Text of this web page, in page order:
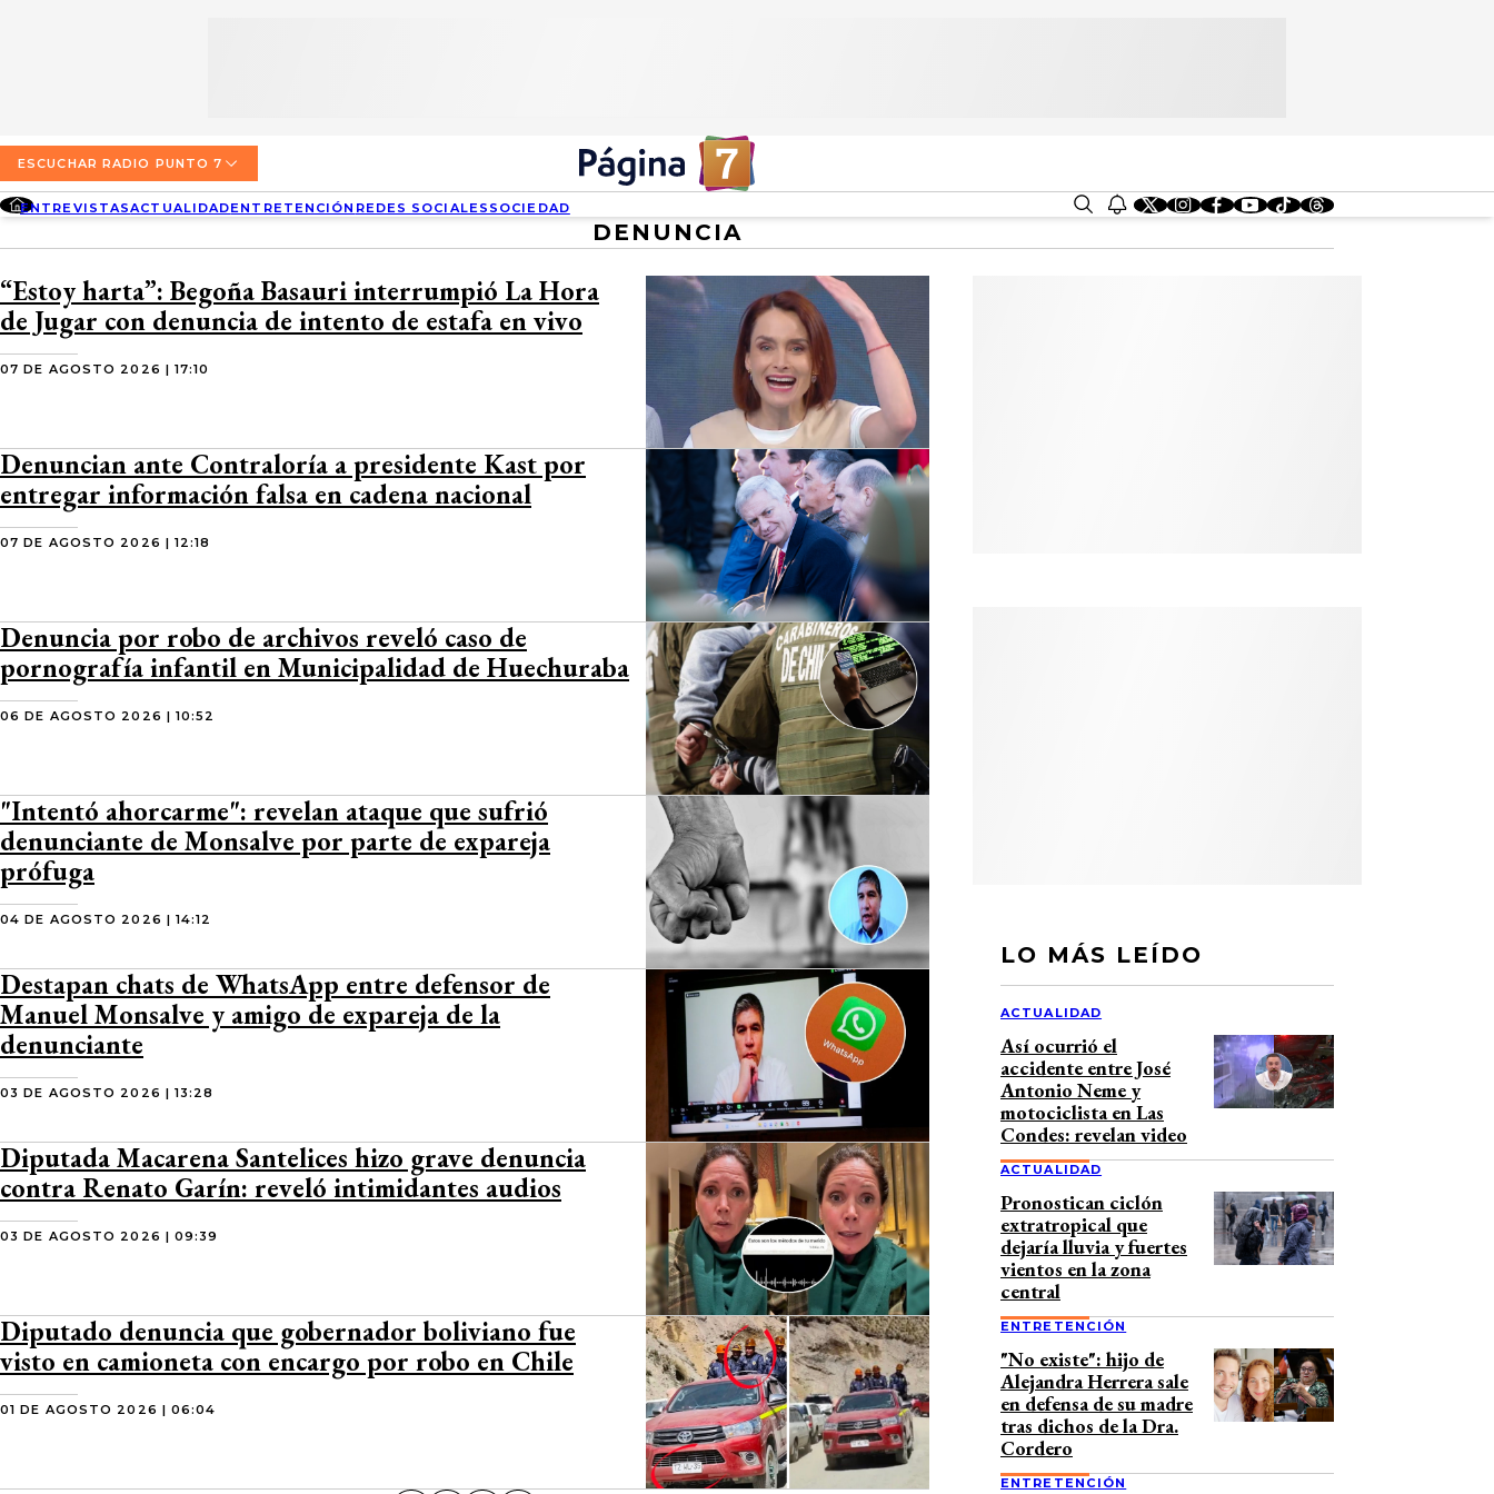
ACTUALIDAD
ENTRETENCIÓN
SOCIEDAD
CONCEPCIÓN
TEMUCO
VALDIVIA
PUERTO MONTT
QUIÉNES SOMOS
DIRECCIONES
CONTACTO COMERCIAL
TARIFAS POLÍTICAS PÁGINA 7
TARIFAS POLÍTICAS RADIO PUNTO 7
POLÍTICA DE PRIVACIDAD
ESCUCHAR RADIO PUNTO 7
ENTREVISTASACTUALIDADENTRETENCIÓN REDES SOCIALES SOCIEDAD
DENUNCIA
“Estoy harta”: Begoña Basauri interrumpió La Hora
de Jugar con denuncia de intento de estafa en vivo
07 DE AGOSTO 2026 | 17:10
Denuncian ante Contraloría a presidente Kast por
entregar información falsa en cadena nacional
07 DE AGOSTO 2026 | 12:18
Denuncia por robo de archivos reveló caso de
pornografía infantil en Municipalidad de Huechuraba
06 DE AGOSTO 2026 | 10:52
"Intentó ahorcarme": revelan ataque que sufrió
denunciante de Monsalve por parte de expareja
prófuga
04 DE AGOSTO 2026 | 14:12
Destapan chats de WhatsApp entre defensor de
Manuel Monsalve y amigo de expareja de la
denunciante
03 DE AGOSTO 2026 | 13:28
Diputada Macarena Santelices hizo grave denuncia
contra Renato Garín: reveló intimidantes audios
03 DE AGOSTO 2026 | 09:39
Diputado denuncia que gobernador boliviano fue
visto en camioneta con encargo por robo en Chile
01 DE AGOSTO 2026 | 06:04
LO MÁS LEÍDO
ACTUALIDAD
Así ocurrió el
accidente entre José
Antonio Neme y
motociclista en Las
Condes: revelan video
ACTUALIDAD
Pronostican ciclón
extratropical que
dejaría lluvia y fuertes
vientos en la zona
central
ENTRETENCIÓN
"No existe": hijo de
Alejandra Herrera sale
en defensa de su madre
tras dichos de la Dra.
Cordero
ENTRETENCIÓN